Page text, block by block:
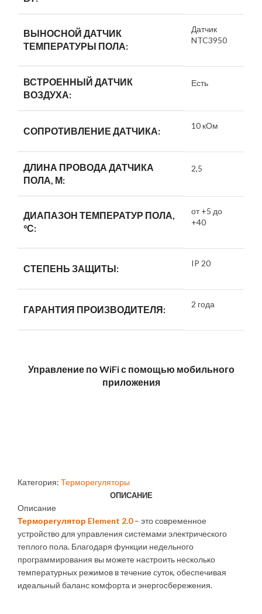
ВЫНОСНОЙ ДАТЧИК
ТЕМПЕРАТУРЫ ПОЛА:
Датчик
NTC3950
ВСТРОЕННЫЙ ДАТЧИК
ВОЗДУХА:
Есть
СОПРОТИВЛЕНИЕ ДАТЧИКА: 10 кОм
ДЛИНА ПРОВОДА ДАТЧИКА
ПОЛА, М:
2,5
ДИАПАЗОН ТЕМПЕРАТУР ПОЛА,
°С:
от +5 до
+40
СТЕПЕНЬ ЗАЩИТЫ: IP 20
ГАРАНТИЯ ПРОИЗВОДИТЕЛЯ: 2 года
Управление по WiFi с помощью мобильного
приложения
Категория: Терморегуляторы
ОПИСАНИЕ
Описание
Терморегулятор Element 2.0– это современное
устройство для управления системами электрического
теплого пола. Благодаря функции недельного
программирования вы можете настроить несколько
температурных режимов в течение суток, обеспечивая
идеальный баланс комфорта и энергосбережения.